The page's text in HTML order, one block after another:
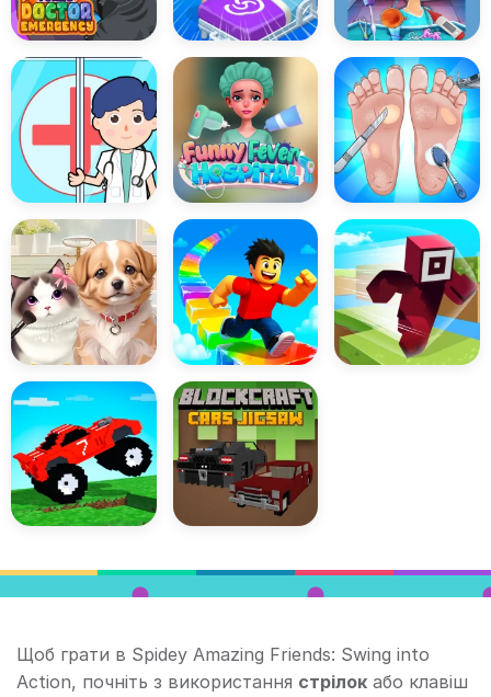
Щоб грати в Spidey Amazing Friends: Swing into
Action, почніть з використання стрілок або клавіш